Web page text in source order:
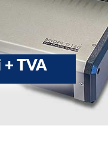
+ TVA